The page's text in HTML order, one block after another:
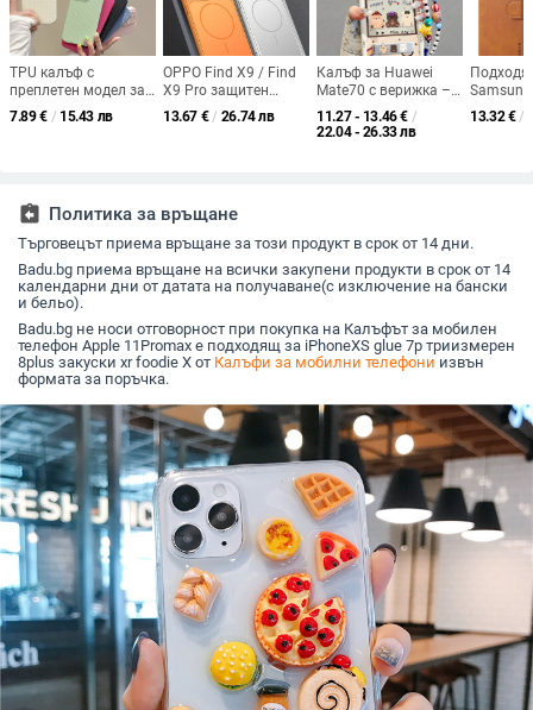
TPU калъф с
преплетен модел за
iPhone 12–14 серия,
удароустойчив и
7.89€ / 15.43 лв
OPPO Find X9 / Find
X9 Pro защитен
калъф — матов
пластмасов,
възможност за
13.67 € / 26.74 лв
Калъф за Huawei
Mate70 с верижка –
пълен силиконов
протектор с дизайн
11.27 - 13.46€ /
22.04 - 26.33 лв
калъф
телефон
13.32€ /
assignment_return Политика за връщане
Търговецът приема връщане за този продукт в срок от 14 дни.
Badu.bg приема връщане на всички закупени продукти в срок от 14
календарни дни от датата на получаване(с изключение на бански
и бельо).
Badu.bg не носи отговорност при покупка на Калъфът за мобилен
телефон Apple 11Promax е подходящ за iPhoneXS glue 7p триизмерен
8plus закуски xr foodie X от Калъфи за мобилни телефони извън
формата за поръчка.